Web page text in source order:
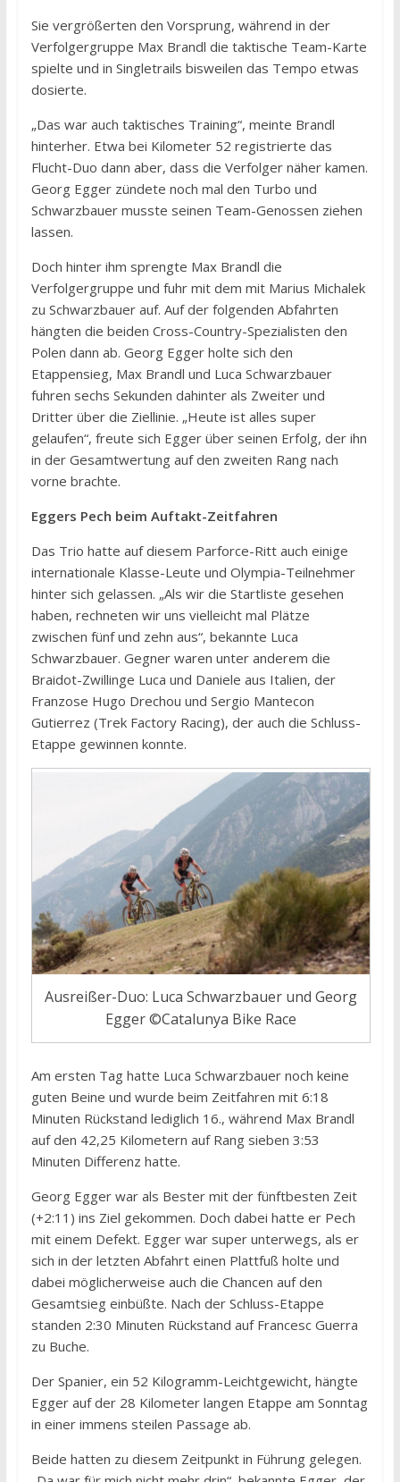
Sie vergrößerten den Vorsprung, während in der
Verfolgergruppe Max Brandl die taktische Team-Karte
spielte und in Singletrails bisweilen das Tempo etwas
dosierte.
„Das war auch taktisches Training“, meinte Brandl
hinterher. Etwa bei Kilometer 52 registrierte das
Flucht-Duo dann aber, dass die Verfolger näher kamen.
Georg Egger zündete noch mal den Turbo und
Schwarzbauer musste seinen Team-Genossen ziehen
lassen.
Doch hinter ihm sprengte Max Brandl die
Verfolgergruppe und fuhr mit dem mit Marius Michalek
zu Schwarzbauer auf. Auf der folgenden Abfahrten
hängten die beiden Cross-Country-Spezialisten den
Polen dann ab. Georg Egger holte sich den
Etappensieg, Max Brandl und Luca Schwarzbauer
fuhren sechs Sekunden dahinter als Zweiter und
Dritter über die Ziellinie. „Heute ist alles super
gelaufen“, freute sich Egger über seinen Erfolg, der ihn
in der Gesamtwertung auf den zweiten Rang nach
vorne brachte.
Eggers Pech beim Auftakt-Zeitfahren
Das Trio hatte auf diesem Parforce-Ritt auch einige
internationale Klasse-Leute und Olympia-Teilnehmer
hinter sich gelassen. „Als wir die Startliste gesehen
haben, rechneten wir uns vielleicht mal Plätze
zwischen fünf und zehn aus“, bekannte Luca
Schwarzbauer. Gegner waren unter anderem die
Braidot-Zwillinge Luca und Daniele aus Italien, der
Franzose Hugo Drechou und Sergio Mantecon
Gutierrez (Trek Factory Racing), der auch die Schluss-
Etappe gewinnen konnte.
Ausreißer-Duo: Luca Schwarzbauer und Georg
Egger ©Catalunya Bike Race
Am ersten Tag hatte Luca Schwarzbauer noch keine
guten Beine und wurde beim Zeitfahren mit 6:18
Minuten Rückstand lediglich 16., während Max Brandl
auf den 42,25 Kilometern auf Rang sieben 3:53
Minuten Differenz hatte.
Georg Egger war als Bester mit der fünftbesten Zeit
(+2:11) ins Ziel gekommen. Doch dabei hatte er Pech
mit einem Defekt. Egger war super unterwegs, als er
sich in der letzten Abfahrt einen Plattfuß holte und
dabei möglicherweise auch die Chancen auf den
Gesamtsieg einbüßte. Nach der Schluss-Etappe
standen 2:30 Minuten Rückstand auf Francesc Guerra
zu Buche.
Der Spanier, ein 52 Kilogramm-Leichtgewicht, hängte
Egger auf der 28 Kilometer langen Etappe am Sonntag
in einer immens steilen Passage ab.
Beide hatten zu diesem Zeitpunkt in Führung gelegen.